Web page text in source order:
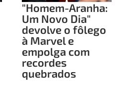
"Homem-Aranha:
Um Novo Dia"
devolve o fôlego
à Marvel e
empolga com
recordes
quebrados